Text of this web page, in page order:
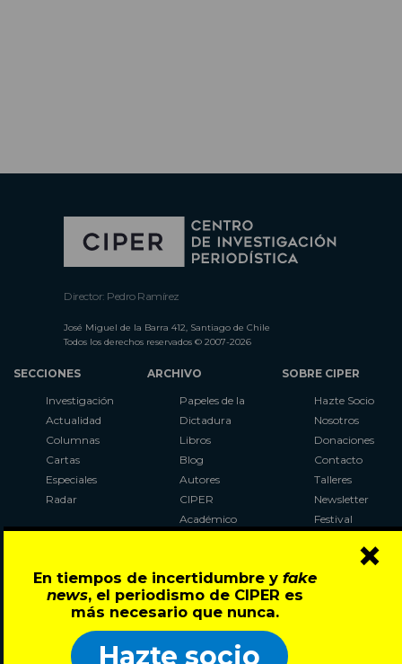
En tiempos de incertidumbre y fake
news, el periodismo de CIPER es
más necesario que nunca.
Hazte socio
×
Director: Pedro Ramírez
José Miguel de la Barra 412, Santiago de Chile
Todos los derechos reservados © 2007-2026
SECCIONES
Investigación
Actualidad
Columnas
Cartas
Especiales
Radar
ARCHIVO
Papeles de la
Dictadura
Libros
Blog
Autores
CIPER
Académico
Al Plebiscito
con CIPER
SOBRE CIPER
Hazte Socio
Nosotros
Donaciones
Contacto
Talleres
Newsletter
Festival